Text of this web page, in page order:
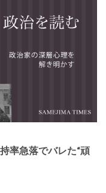
率急落でバレた“頑